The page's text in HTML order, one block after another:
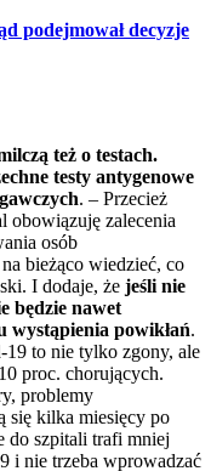
podejmował decyzje
też o testach.
testy antygenowe
. – Przecież
obowiązuję zalecenia
osób
bieżąco wiedzieć, co
I dodaje, że jeśli nie
będzie nawet
wystąpienia powikłań.
19 to nie tylko zgony, ale
proc. chorujących.
problemy
się kilka miesięcy po
do szpitali trafi mniej
i nie trzeba wprowadzać